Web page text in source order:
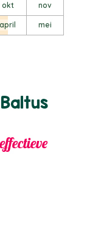
okt nov
april mei